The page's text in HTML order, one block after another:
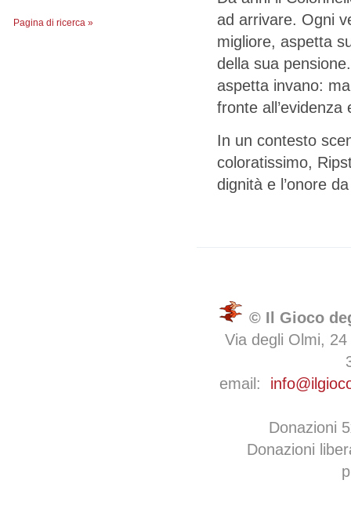
Pagina di ricerca »
ad arrivare. Ogni
migliore, aspetta
della sua
aspetta invano:
fronte
In un contesto
coloratissimo,
dignità e l’onore
© Il Gioco
Via degli Olmi,
email:
Donazioni
Donazioni